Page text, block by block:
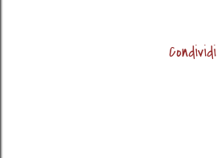
Condividi